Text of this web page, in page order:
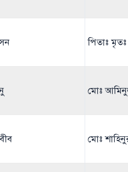
পিতাঃ
মোঃ
মোঃ